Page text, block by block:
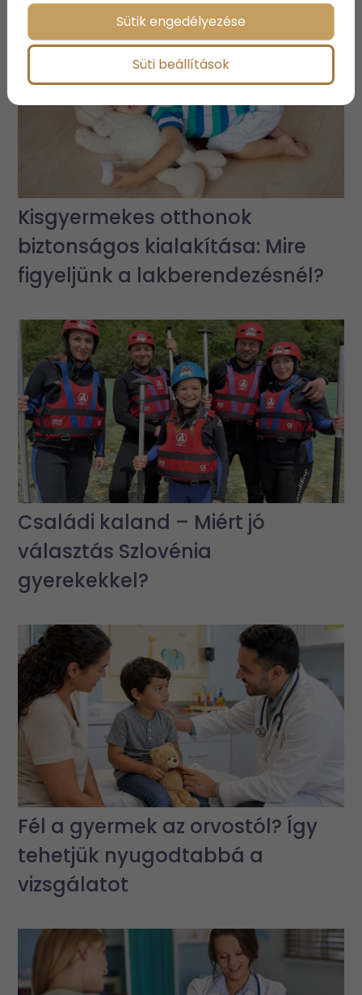
Kisgyermekes otthonok
biztonságos kialakítása: Mire
figyeljünk a lakberendezésnél?
Családi kaland – Miért jó
választás Szlovénia
gyerekekkel?
Fél a gyermek az orvostól? Így
tehetjük nyugodtabbá a
vizsgálatot
Sütik engedélyezése
Süti beállítások